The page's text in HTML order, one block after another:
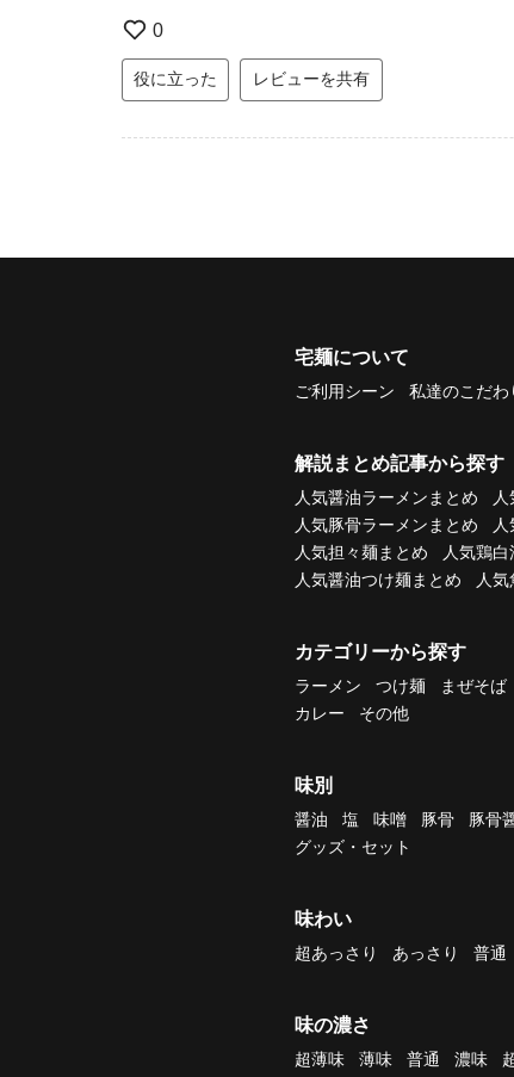
0
役に立った レビューを共有
宅麺について
ご利用シーン 私達のこだわ
解説まとめ記事から探す
人気醤油ラーメンまとめ
人気豚骨ラーメンまとめ
人気担々麺まとめ
人気鶏
人気醤油つけ麺まとめ
人
カテゴリーから探す
ラーメン つけ麺 まぜそば
カレー
その他
味別
醤油 塩 味噌 豚骨 豚骨
グッズ・セット
味わい
超あっさり あっさり 普通
味の濃さ
超薄味 薄味 普通 濃味